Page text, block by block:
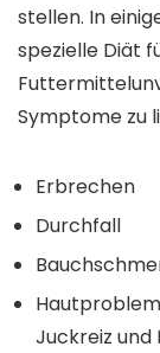
stellen. In
spezielle Diät
Symptome zu
Erbrechen
Durchfall
Juckreiz und